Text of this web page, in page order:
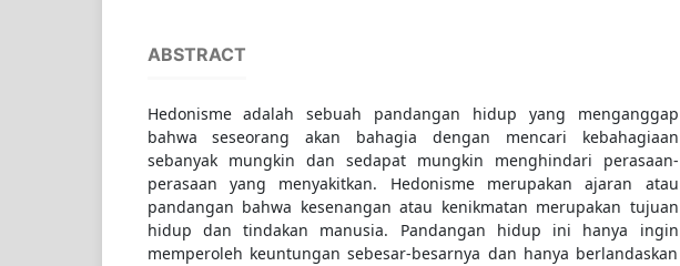
ABSTRACT
Hedonisme adalah sebuah pandangan hidup yang menganggap
bahwa seseorang akan bahagia dengan mencari kebahagiaan
sebanyak mungkin dan sedapat mungkin menghindari perasaan-
perasaan yang menyakitkan. Hedonisme merupakan ajaran atau
pandangan bahwa kesenangan atau kenikmatan merupakan tujuan
hidup dan tindakan manusia. Pandangan hidup ini hanya ingin
memperoleh keuntungan sebesar-besarnya dan hanya berlandaskan